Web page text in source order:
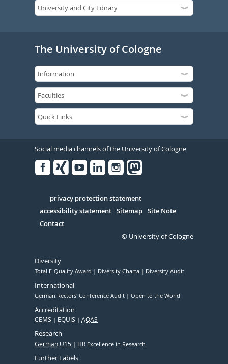
The University of Cologne
Social media channels of the University of Cologne
Serivce
privacy protection statement
accessibility statement Sitemap Site Note
Contact
© University of Cologne
Diversity
Total E-Quality Award Diversity Charta Diversity Audit
International
German Rectors' Conference Audit Open to the World
Accreditation
CEMS EQUIS AQAS
Research
German U15 HR Excellence in Research
Further Labels